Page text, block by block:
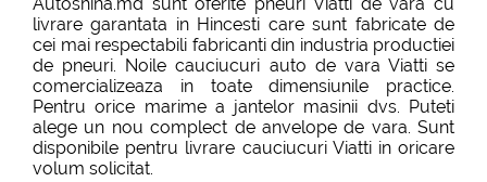
livrare garantata in Hincesti care sunt fabricate de
cei mai respectabili fabricanti din industria productiei
de pneuri. Noile cauciucuri auto de vara Viatti se
comercializeaza in toate dimensiunile practice.
Pentru orice marime a jantelor masinii dvs. Puteti
alege un nou complect de anvelope de vara. Sunt
disponibile pentru livrare cauciucuri Viatti in oricare
volum solicitat.